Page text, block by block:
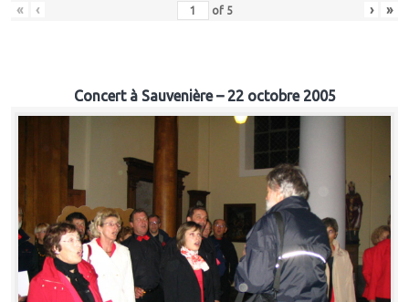
« ‹ of 5 › »
Concert à Sauvenière – 22 octobre 2005